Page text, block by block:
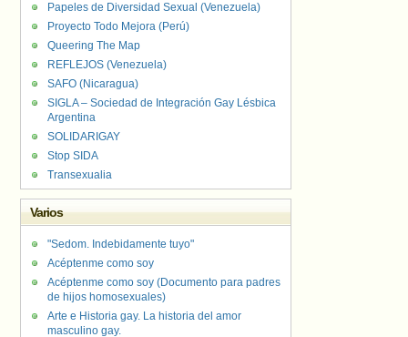
Papeles de Diversidad Sexual (Venezuela)
Proyecto Todo Mejora (Perú)
Queering The Map
REFLEJOS (Venezuela)
SAFO (Nicaragua)
SIGLA – Sociedad de Integración Gay Lésbica
Argentina
SOLIDARIGAY
Stop SIDA
Transexualia
Varios
"Sedom. Indebidamente tuyo"
Acéptenme como soy
Acéptenme como soy (Documento para padres
de hijos homosexuales)
Arte e Historia gay. La historia del amor
masculino gay.